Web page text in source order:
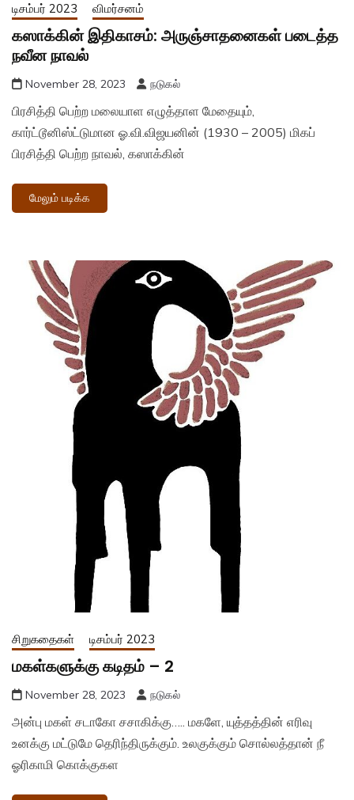
டிசம்பர் 2023 விமர்சனம்
கஸாக்கின் இதிகாசம்: அருஞ்சாதனைகள் படைத்த
நவீன நாவல்
November 28, 2023 நடுகல்
பிரசித்தி பெற்ற மலையாள எழுத்தாள மேதையும்,
கார்ட்டூனிஸ்ட்டுமான ஓ.வி.விஜயனின் (1930 – 2005) மிகப்
பிரசித்தி பெற்ற நாவல், கஸாக்கின்
மேலும் படிக்க
சிறுகதைகள் டிசம்பர் 2023
மகள்களுக்கு கடிதம் – 2
November 28, 2023 நடுகல்
அன்பு மகள் சடாகோ சசாகிக்கு….. மகளே, யுத்தத்தின் எரிவு
உனக்கு மட்டுமே தெரிந்திருக்கும். உலகுக்கும் சொல்லத்தான் நீ
ஓரிகாமி கொக்குகள